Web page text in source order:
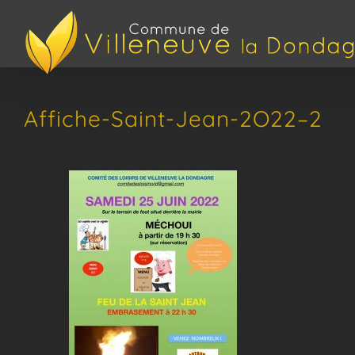
contenu
Affiche-Saint-Jean-2O22–2